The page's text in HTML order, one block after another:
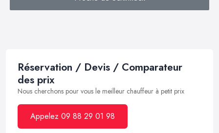
Réservation / Devis / Comparateur
des prix
Nous cherchons pour vous le meilleur chauffeur à petit prix
Appelez 09 88 29 01 98